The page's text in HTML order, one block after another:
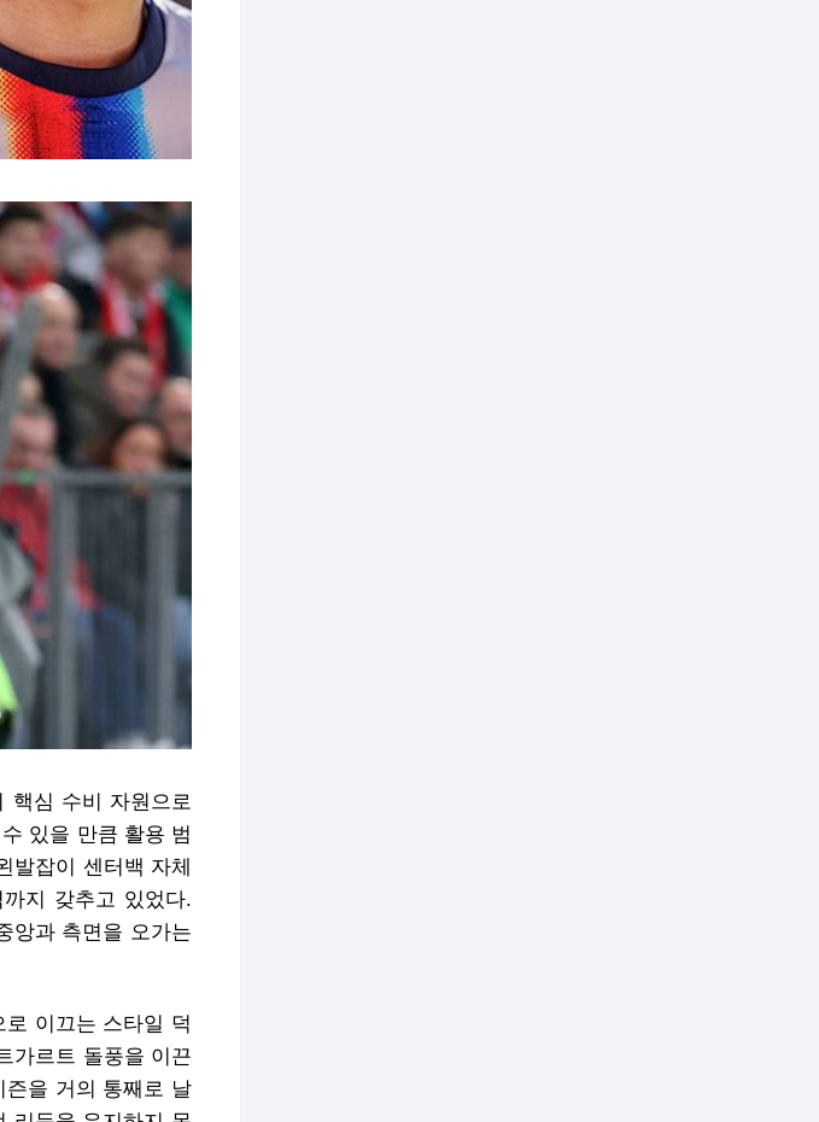
핵심 수비 자원으로
있을 만큼 활용 범
발잡이 센터백 자체
지 갖추고 있었다.
앙과 측면을 오가는
이끄는 스타일 덕
가르트 돌풍을 이끈
을 거의 통째로 날